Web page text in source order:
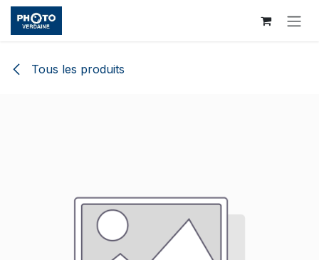
Se rendre au contenu
Tous les produits